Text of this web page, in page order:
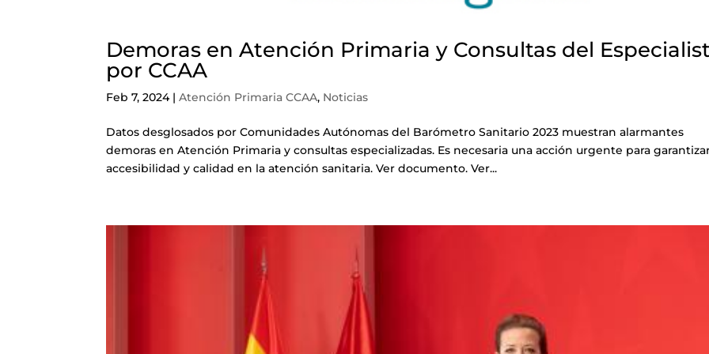
Demoras en Atención Primaria y Consultas del
por CCAA
Feb 7, 2024|Atención Primaria CCAA, Noticias
Datos desglosados por Comunidades Autónomas del Barómetro Sanitario 2023 muestran alarmantes
demoras en Atención Primaria y consultas especializadas. Es necesaria una acción urgente para
accesibilidad y calidad en la atención sanitaria. Ver documento. Ver...